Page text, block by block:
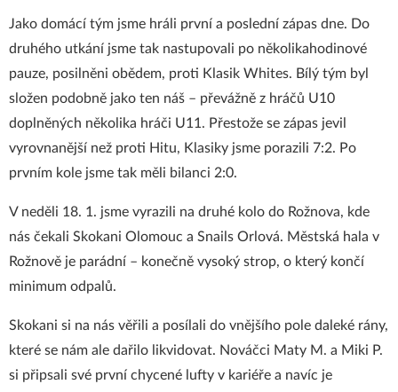
Jako domácí tým jsme hráli první a poslední zápas dne. Do
druhého utkání jsme tak nastupovali po několikahodinové
pauze, posilněni obědem, proti Klasik Whites. Bílý tým byl
složen podobně jako ten náš – převážně z hráčů U10
doplněných několika hráči U11. Přestože se zápas jevil
vyrovnanější než proti Hitu, Klasiky jsme porazili 7:2. Po
prvním kole jsme tak měli bilanci 2:0.
V neděli 18. 1. jsme vyrazili na druhé kolo do Rožnova, kde
nás čekali Skokani Olomouc a Snails Orlová. Městská hala v
Rožnově je parádní – konečně vysoký strop, o který končí
minimum odpalů.
Skokani si na nás věřili a posílali do vnějšího pole daleké rány,
které se nám ale dařilo likvidovat. Nováčci Maty M. a Miki P.
si připsali své první chycené lufty v kariéře a navíc je